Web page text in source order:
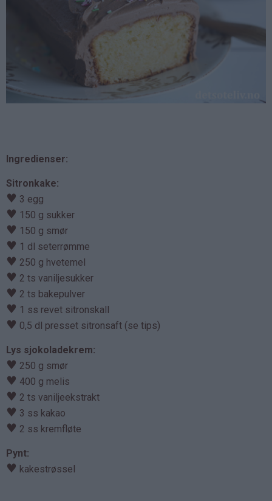
Ingredienser:
Sitronkake:
♥ 3 egg
♥ 150 g sukker
♥ 150 g smør
♥ 1 dl seterrømme
♥ 250 g hvetemel
♥ 2 ts vaniljesukker
♥ 2 ts bakepulver
♥ 1 ss revet sitronskall
♥ 0,5 dl presset sitronsaft (se tips)
Lys sjokoladekrem:
♥ 250 g smør
♥ 400 g melis
♥ 2 ts vaniljeekstrakt
♥ 3 ss kakao
♥ 2 ss kremfløte
Pynt:
♥ kakestrøssel